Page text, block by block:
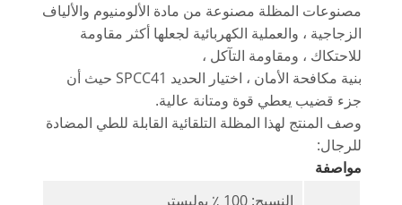
مصنوعات المظلة مصنوعة من مادة الألومنيوم والألياف
الزجاجية ، والعملية الكهربائية لجعلها أكثر مقاومة
للاحتكاك ، ومقاومة التآكل ،
بنية مكافحة الأمان ، اختيار الحديد SPCC41 حيث أن
جزء قضيب يعطي قوة ومتانة عالية.
وصف المنتج لهذا المظلة التلقائية القابلة للطي المضادة
للرجال:
مواصفة
النسيج: 100 ٪ بوليستر